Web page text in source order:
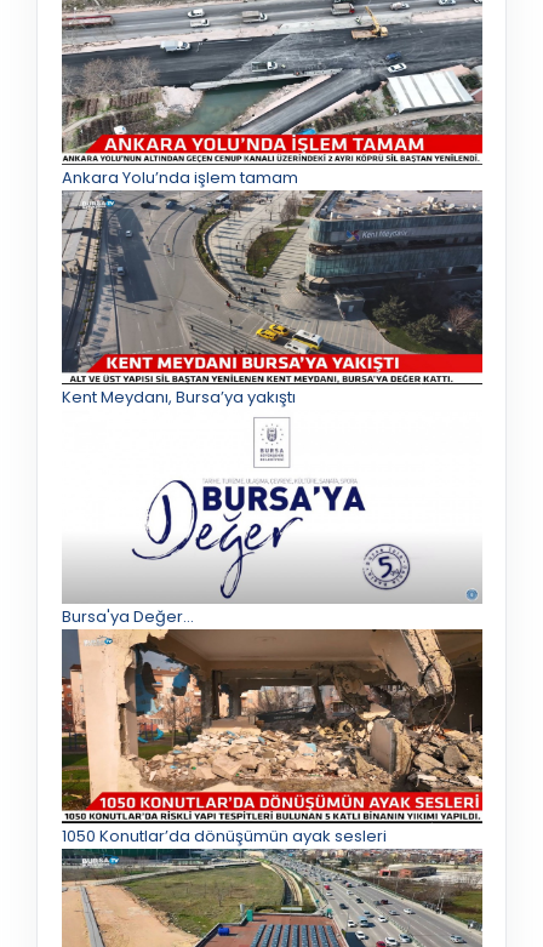
Ankara Yolu’nda işlem tamam
Kent Meydanı, Bursa’ya yakıştı
Bursa'ya Değer...
1050 Konutlar’da dönüşümün ayak sesleri